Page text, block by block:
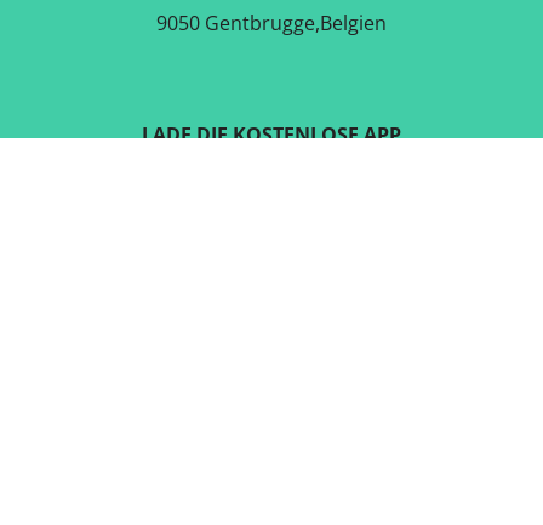
9050 Gentbrugge,Belgien
LADE DIE KOSTENLOSE APP